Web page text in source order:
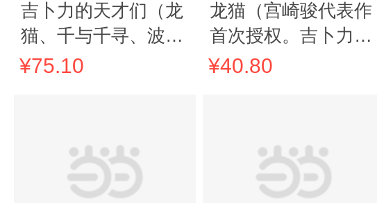
吉卜力的天才们（龙
猫、千与千寻、波
妞...吉卜力教科书首
¥75.10
龙猫（宫崎骏代表作
首次授权。吉卜力官
方授权简体中文版绘
¥40.80